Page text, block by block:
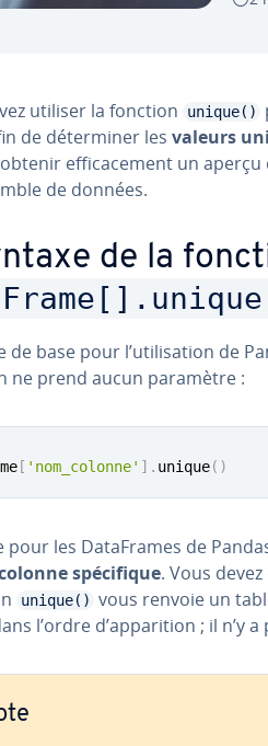
utiliser la fonction unique()
de dé­ter­mi­ner les valeurs
ef­fi­ca­ce­ment un
de données.
de la
de base pour l’uti­li­sa­tion de
ne prend aucun paramètre :
[ 'nom_colonne' ] . unique( )
pour les Da­ta­Frames de
spé­ci­fique. Vous
unique() vous renvoie un
l’ordre d’ap­pa­ri­tion ; il n’y